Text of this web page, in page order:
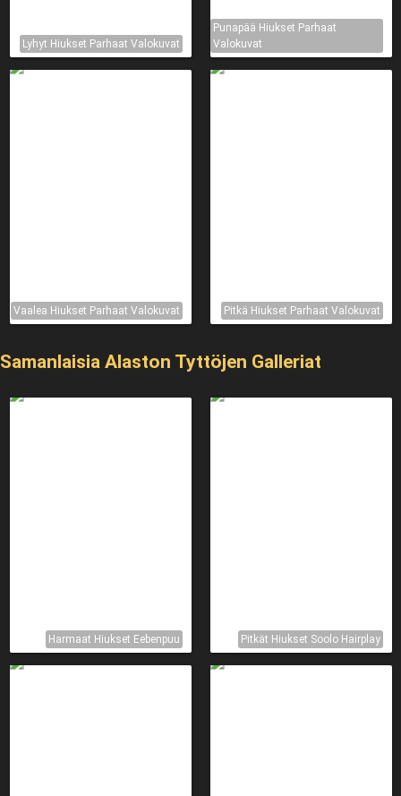
Lyhyt Hiukset Parhaat Valokuvat
Punapää Hiukset Parhaat
Valokuvat
Vaalea Hiukset Parhaat Valokuvat Pitkä Hiukset Parhaat Valokuvat
Samanlaisia ​​Alaston Tyttöjen Galleriat
Harmaat Hiukset Eebenpuu Pitkät Hiukset Soolo Hairplay